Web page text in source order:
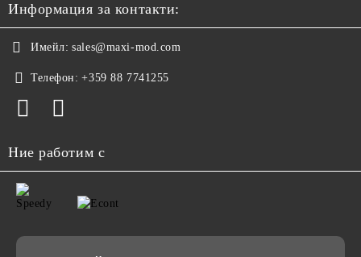
Информация за контакти:
Имейл: sales@maxi-mod.com
Телефон: +359 88 7741255
Ние работим с